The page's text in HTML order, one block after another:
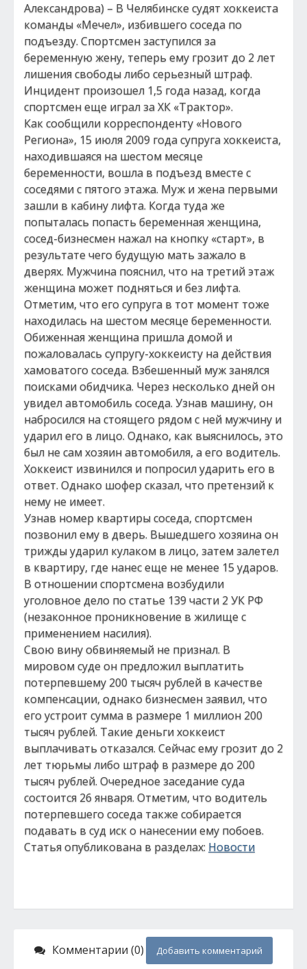
Александрова) – В Челябинске судят хоккеиста
команды «Мечел», избившего соседа по
подъезду. Спортсмен заступился за
беременную жену, теперь ему грозит до 2 лет
лишения свободы либо серьезный штраф.
Инцидент произошел 1,5 года назад, когда
спортсмен еще играл за ХК «Трактор».
Как сообщили корреспонденту «Нового
Региона», 15 июля 2009 года супруга хоккеиста,
находившаяся на шестом месяце
беременности, вошла в подъезд вместе с
соседями с пятого этажа. Муж и жена первыми
зашли в кабину лифта. Когда туда же
попыталась попасть беременная женщина,
сосед-бизнесмен нажал на кнопку «старт», в
результате чего будущую мать зажало в
дверях. Мужчина пояснил, что на третий этаж
женщина может подняться и без лифта.
Отметим, что его супруга в тот момент тоже
находилась на шестом месяце беременности.
Обиженная женщина пришла домой и
пожаловалась супругу-хоккеисту на действия
хамоватого соседа. Взбешенный муж занялся
поисками обидчика. Через несколько дней он
увидел автомобиль соседа. Узнав машину, он
набросился на стоящего рядом с ней мужчину и
ударил его в лицо. Однако, как выяснилось, это
был не сам хозяин автомобиля, а его водитель.
Хоккеист извинился и попросил ударить его в
ответ. Однако шофер сказал, что претензий к
нему не имеет.
Узнав номер квартиры соседа, спортсмен
позвонил ему в дверь. Вышедшего хозяина он
трижды ударил кулаком в лицо, затем залетел
в квартиру, где нанес еще не менее 15 ударов.
В отношении спортсмена возбудили
уголовное дело по статье 139 части 2 УК РФ
(незаконное проникновение в жилище с
применением насилия).
Свою вину обвиняемый не признал. В
мировом суде он предложил выплатить
потерпевшему 200 тысяч рублей в качестве
компенсации, однако бизнесмен заявил, что
его устроит сумма в размере 1 миллион 200
тысяч рублей. Такие деньги хоккеист
выплачивать отказался. Сейчас ему грозит до 2
лет тюрьмы либо штраф в размере до 200
тысяч рублей. Очередное заседание суда
состоится 26 января. Отметим, что водитель
потерпевшего соседа также собирается
подавать в суд иск о нанесении ему побоев.
Статья опубликована в разделах: Новости
Комментарии (0) Добавить комментарий